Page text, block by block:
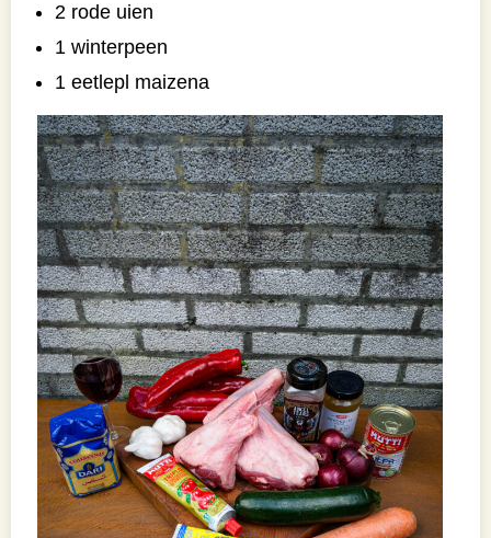
2 rode uien
1 winterpeen
1 eetlepl maizena